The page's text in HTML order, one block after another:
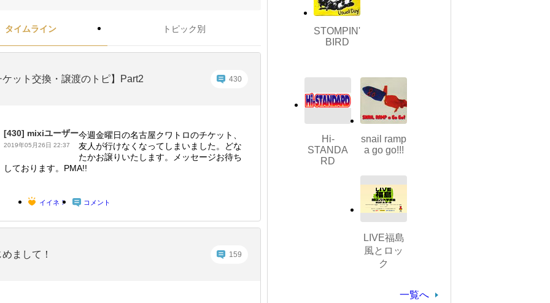
タイムライン トピック別
ケット交換・譲渡のトピ】Part2 430
[430] mixiユーザー
2019年05月26日 22:37
今週金曜日の名古屋クワトロのチケット、
友人が行けなくなってしまいました。どな
たかお譲りいたします。メッセージお待ち
しております。PMA!!
イイネ！ コメント
まして！ 159
STOMPIN'
BIRD
Hi-
STANDA
RD
snail ramp
a go go!!!
LIVE福島
風とロッ
ク
一覧へ